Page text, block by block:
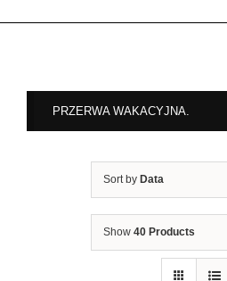
PRZERWA WAKACYJNA.
Sort by Data
Show 40 Products